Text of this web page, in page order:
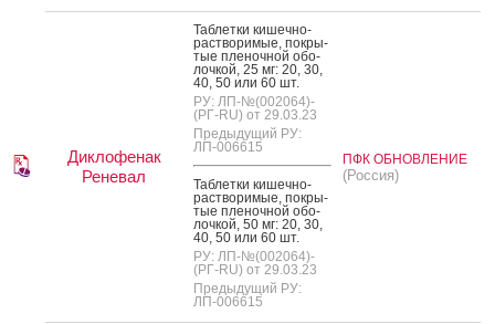
Диклофенак
Реневал
Таб­летки ки­шеч­но­
рас­тво­римые, пок­ры­
тые пле­ноч­ной обо­
лоч­кой, 25 мг: 20, 30,
40, 50 или 60 шт.
РУ: ЛП-№(002064)-
(РГ-RU) от 29.03.23
Предыдущий РУ:
ЛП-006615
Таб­летки ки­шеч­но­
рас­тво­римые, пок­ры­
тые пле­ноч­ной обо­
лоч­кой, 50 мг: 20, 30,
40, 50 или 60 шт.
РУ: ЛП-№(002064)-
(РГ-RU) от 29.03.23
Предыдущий РУ:
ЛП-006615
ПФК ОБНОВЛЕНИЕ
(Россия)